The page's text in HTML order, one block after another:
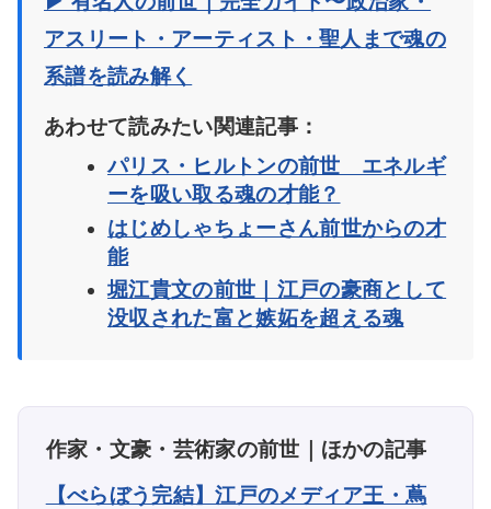
アスリート・アーティスト・聖人まで魂の
系譜を読み解く
あわせて読みたい関連記事：
パリス・ヒルトンの前世 エネルギ
ーを吸い取る魂の才能？
はじめしゃちょーさん前世からの才
能
堀江貴文の前世｜江戸の豪商として
没収された富と嫉妬を超える魂
作家・文豪・芸術家の前世｜ほかの記事
【べらぼう完結】江戸のメディア王・蔦